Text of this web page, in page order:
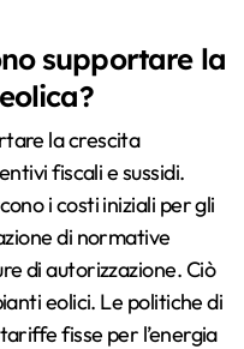
supportare la
la crescita
fiscali e sussidi.
i costi iniziali per gli
di normative
di autorizzazione. Ciò
eolici. Le politiche di
fisse per l’energia